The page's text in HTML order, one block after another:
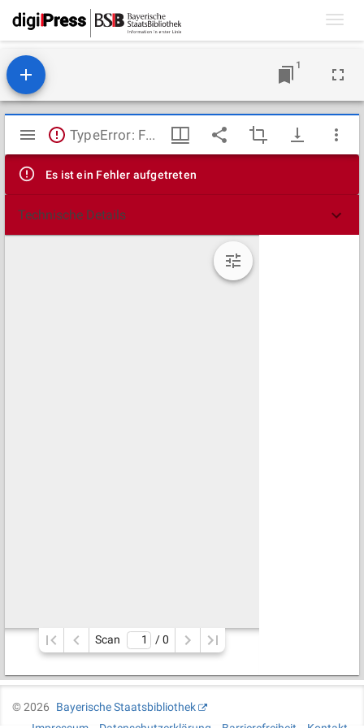
1
Mirador
Viewer
TypeError: Failed to fetch
Es ist ein Fehler aufgetreten
Technische Details
Scan / 0
©2026
Bayerische Staatsbibliothek